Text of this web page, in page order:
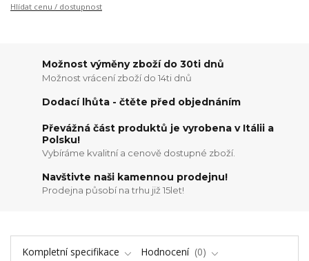
Hlídat cenu / dostupnost
Možnost výměny zboží do 30ti dnů
Možnost vrácení zboží do 14ti dnů
Dodací lhůta - čtěte před objednáním
Převážná část produktů je vyrobena v Itálii a
Polsku!
Vybíráme kvalitní a cenově dostupné zboží.
Navštivte naši kamennou prodejnu!
Prodejna působí na trhu již 15let!
Kompletní specifikace Hodnocení 0